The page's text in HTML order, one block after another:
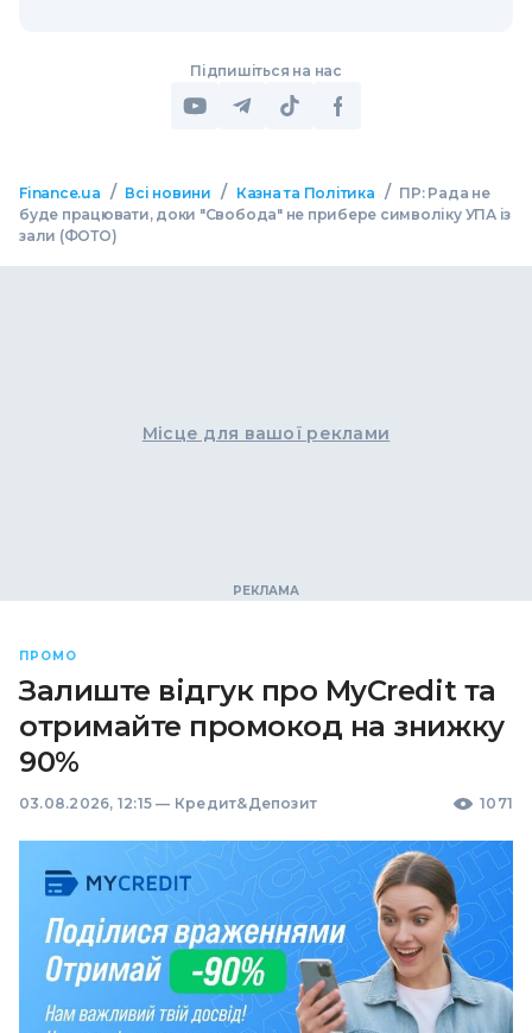
Підпишіться на нас
Finance.ua / Всі новини / Казна та Політика / ПР: Рада не
буде працювати, доки "Свобода" не прибере символіку УПА із
зали (ФОТО)
Місце для вашої реклами
ПРОМО
Залиште відгук про MyCredit та
отримайте промокод на знижку
90%
03.08.2026, 12:15 — Кредит&Депозит 1071